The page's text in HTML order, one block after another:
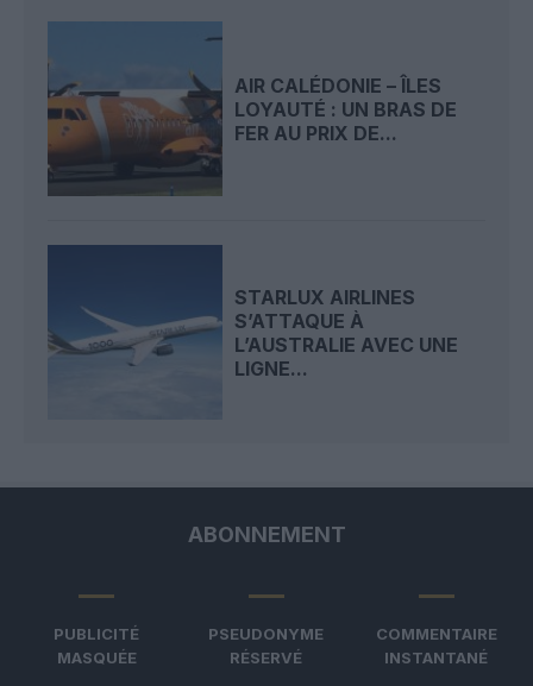
AIR CALÉDONIE – ÎLES
LOYAUTÉ : UN BRAS DE
FER AU PRIX DE...
STARLUX AIRLINES
S’ATTAQUE À
L’AUSTRALIE AVEC UNE
LIGNE...
ABONNEMENT
PUBLICITÉ
MASQUÉE
PSEUDONYME
RÉSERVÉ
COMMENTAIRE
INSTANTANÉ